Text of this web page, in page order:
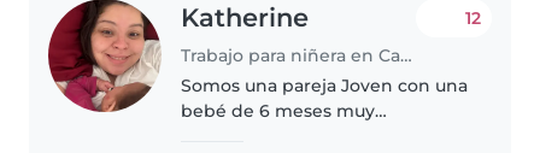
Katherine
Trabajo para niñera en Caracas
12
Somos una pareja Joven con una
bebé de 6 meses muy